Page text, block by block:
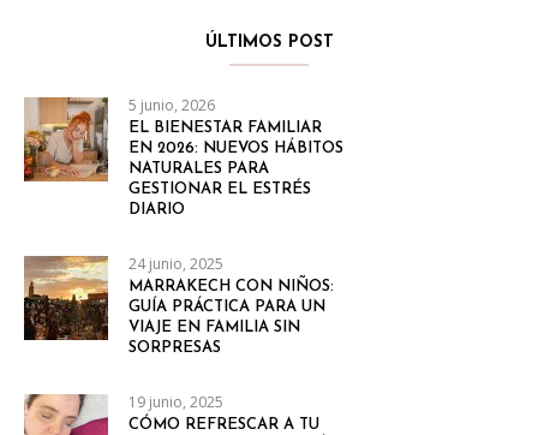
ÚLTIMOS POST
5 junio, 2026
EL BIENESTAR FAMILIAR
EN 2026: NUEVOS HÁBITOS
NATURALES PARA
GESTIONAR EL ESTRÉS
DIARIO
24 junio, 2025
MARRAKECH CON NIÑOS:
GUÍA PRÁCTICA PARA UN
VIAJE EN FAMILIA SIN
SORPRESAS
19 junio, 2025
CÓMO REFRESCAR A TU